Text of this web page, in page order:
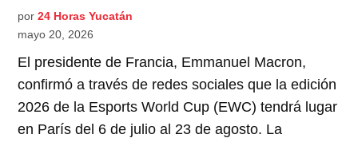
por 24 Horas Yucatán
mayo 20, 2026
El presidente de Francia, Emmanuel Macron,
confirmó a través de redes sociales que la edición
2026 de la Esports World Cup (EWC) tendrá lugar
en París del 6 de julio al 23 de agosto. La